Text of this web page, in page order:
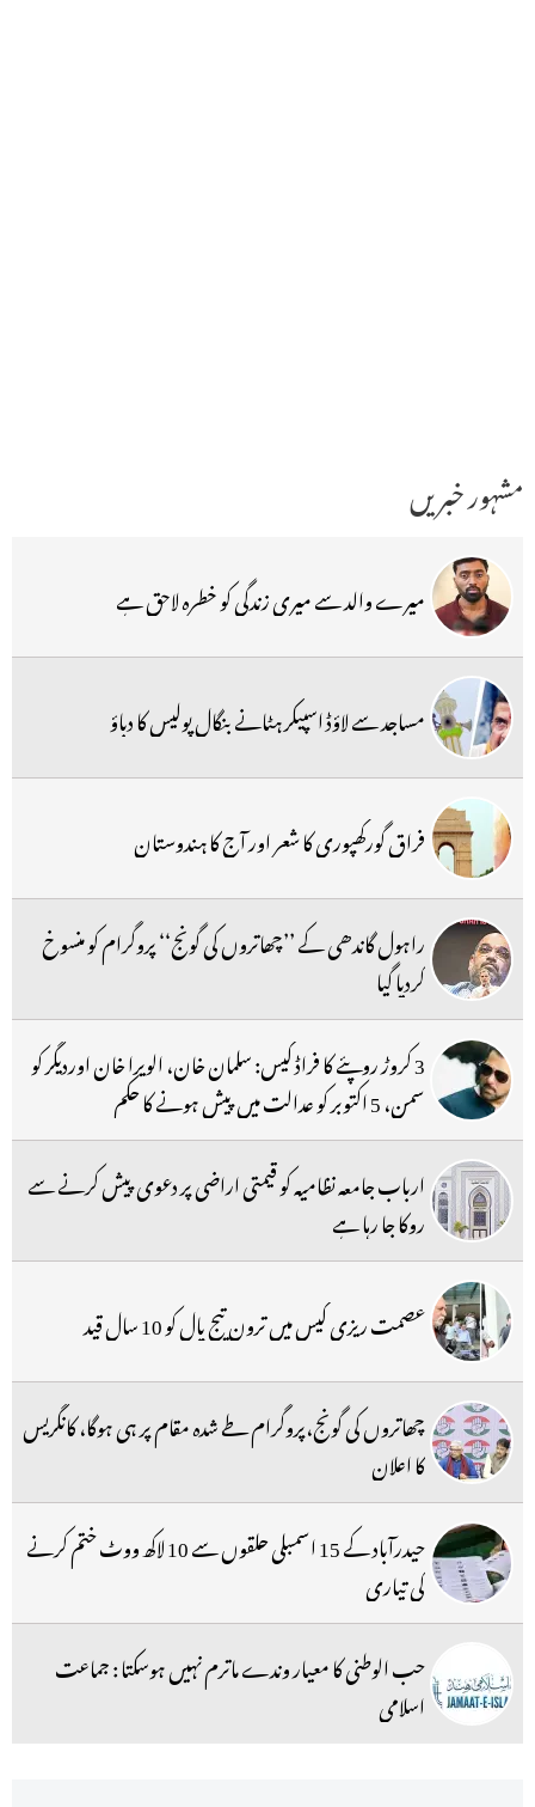
مشہور خبریں
میرے والد سے میری زندگی کو خطرہ لاحق ہے
مساجد سے لاؤڈ اسپیکر ہٹانے بنگال پولیس کا دباؤ
فراق گورکھپوری کا شعر اور آج کا ہندوستان
راہول گاندھی کے ’’چھاتروں کی گونج‘‘ پروگرام کو منسوخ
کردیا گیا
3 کروڑ روپئے کا فراڈ کیس: سلمان خان، الویرا خان اوردیگر کو
سمن، 5 اکتوبر کو عدالت میں پیش ہونے کا حکم
ارباب جامعہ نظامیہ کو قیمتی اراضی پر دعوی پیش کرنے سے
روکا جا رہا ہے
عصمت ریزی کیس میں ترون تیج پال کو 10 سال قید
چھاتروں کی گونج،پروگرام طے شدہ مقام پر ہی ہوگا، کانگریس
کا اعلان
حیدرآباد کے 15 اسمبلی حلقوں سے 10 لاکھ ووٹ ختم کرنے
کی تیاری
حب الوطنی کا معیار وندے ماترم نہیں ہوسکتا : جماعت
اسلامی